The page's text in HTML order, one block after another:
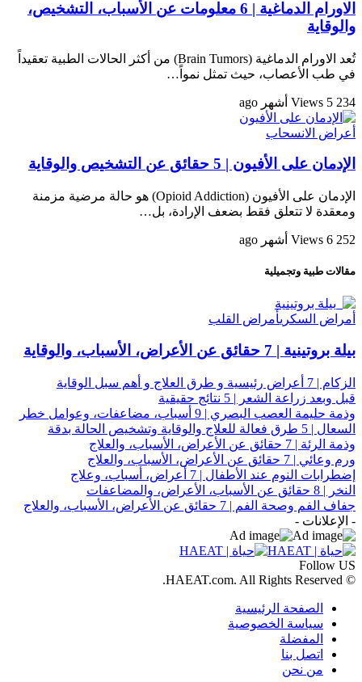
الاورام الدماغية | 6 معلومات عن الأسباب، التشخيص،
والوقاية
تُعد الاورام الدماغية (Brain Tumors) من أكثر الحالات الطبية تعقيداً
في طب الأعصاب، حيث تمثل نمواً…
234 Views 5 أشهر ago
أعراض الانسحاب
الإدمان على الأفيون | 5 حقائق عن التشخيص والوقاية
الإدمان على الأفيون (Opioid Addiction) هو حالة مرضية مزمنة
ومعقدة لا تتعلق فقط بضعف الإرادة، بل…
252 Views 6 أشهر ago
مقالات طبية وتجميلية
أمراض السكريأمراض القلب
بيلة بروتينية | 7 حقائق عن الأعراض، الأسباب، والوقاية
الزكام | 7 أعراض رئيسية و طرق العلاج و أهم سبل الوقاية
قبل وبعد زراعة الشعر | 5 نتائج حقيقية
وذمة حليمة العصب البصري | 9 أسباب، مضاعفات، وعوامل خطر
السعال | 5 طرق فعالة للعلاج والوقاية وتشخيص الحالة بدقة
وذمة الرئة | 7 حقائق عن الأعراض، الأسباب، والعلاج
ورم وعائي | 7 حقائق عن الأعراض، الأسباب، والعلاج
إضطرابات النوم عند الأطفال | 7 أعراض، أسباب، وعلاج
النخر | 8 حقائق عن الأسباب، الأعراض، والمضاعفات
جفاف الفم وصحة الفم | 7 حقائق عن الأعراض، الأسباب، والعلاج
- الإعلانات -
Follow US
© HAEAT.com. All Rights Reserved.
الصفحة الرئيسية
سياسة الخصوصية
المفضلة
اتصل بنا
من نحن